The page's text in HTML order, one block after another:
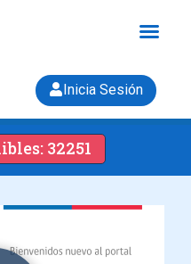
Inicia Sesión
32251